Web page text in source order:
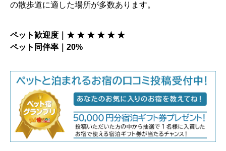
の散歩道に適した場所が多数あります。
ペット歓迎度｜★ ★ ★ ★ ★ ★
ペット同伴率｜20%